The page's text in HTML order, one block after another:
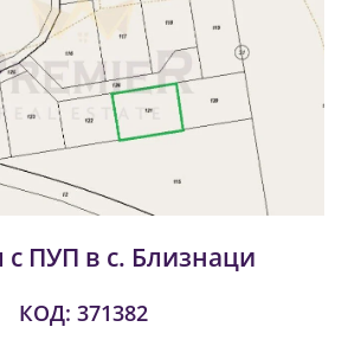
с ПУП в с. Близнаци
КОД: 371382